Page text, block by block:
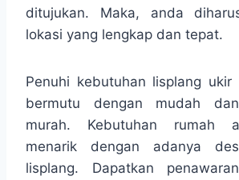
ditujukan. Maka, anda
lokasi yang lengkap dan tepat.
Penuhi kebutuhan lisplang
bermutu dengan mudah
murah. Kebutuhan rumah
menarik dengan adanya
lisplang. Dapatkan